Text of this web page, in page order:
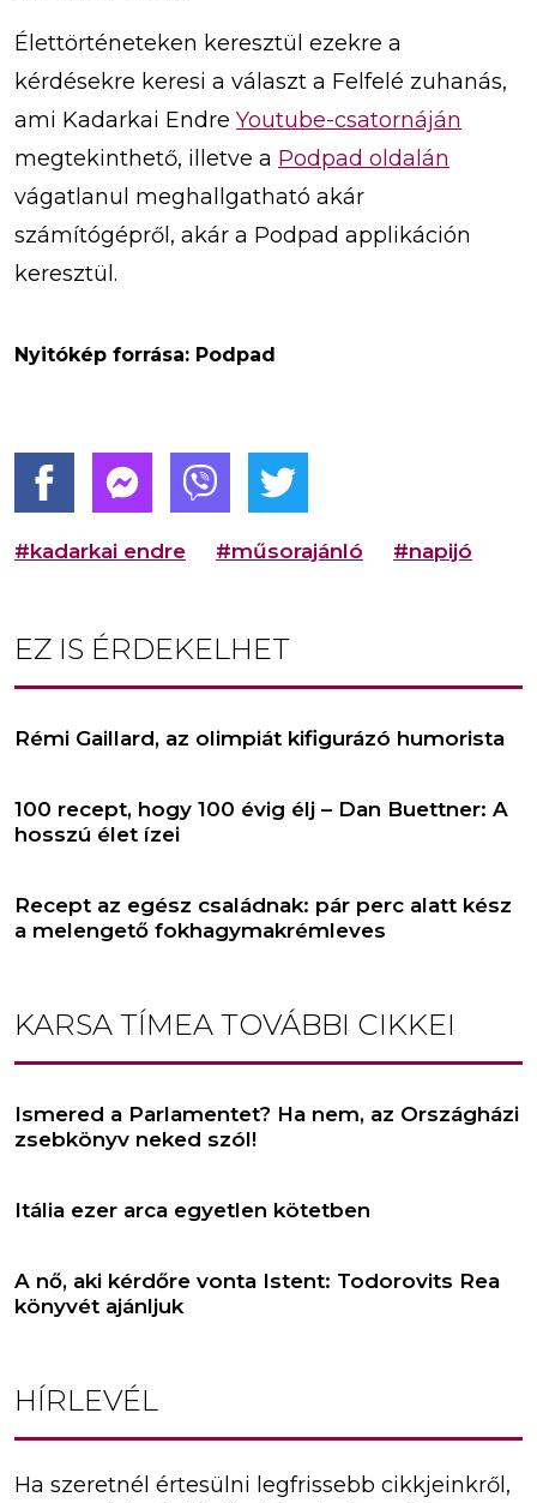
Élettörténeteken keresztül ezekre a
kérdésekre keresi a választ a Felfelé zuhanás,
ami Kadarkai Endre Youtube-csatornáján
megtekinthető, illetve a Podpad oldalán
vágatlanul meghallgatható akár
számítógépről, akár a Podpad applikáción
keresztül.
Nyitókép forrása: Podpad
#kadarkai endre #műsorajánló #napijó
EZ IS ÉRDEKELHET
Rémi Gaillard, az olimpiát kifigurázó humorista
100 recept, hogy 100 évig élj – Dan Buettner: A
hosszú élet ízei
Recept az egész családnak: pár perc alatt kész
a melengető fokhagymakrémleves
KARSA TÍMEA TOVÁBBI CIKKEI
Ismered a Parlamentet? Ha nem, az Országházi
zsebkönyv neked szól!
Itália ezer arca egyetlen kötetben
A nő, aki kérdőre vonta Istent: Todorovits Rea
könyvét ajánljuk
HÍRLEVÉL
Ha szeretnél értesülni legfrissebb cikkjeinkről,